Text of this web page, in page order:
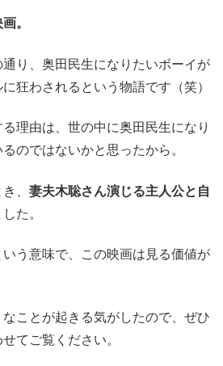
。
り、奥田民生になりたいボーイが
狂わされるという物語です（笑）
理由は、世の中に奥田民生になり
のではないかと思ったから。
、 妻夫木聡さん演じる主人公と自
た。
う意味で、この映画は見る価値が
ことが起きる気がしたので、ぜひ
てご覧ください。